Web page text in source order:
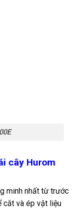
cây Hurom
minh nhất từ trước
cắt và ép vật liệu